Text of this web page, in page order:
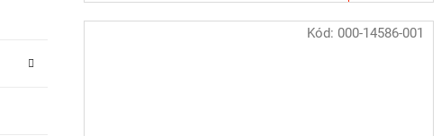
Kód: 000-14586-001